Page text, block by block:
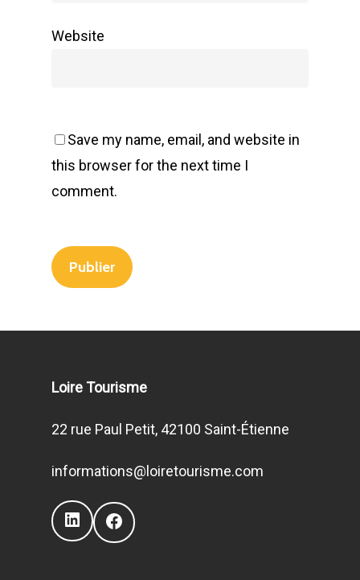
Website
Save my name, email, and website in
this browser for the next time I
comment.
Loire Tourisme
22 rue Paul Petit, 42100 Saint-Étienne
informations@loiretourisme.com
LinkedInFacebook